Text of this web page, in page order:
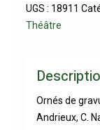
UGS : 18911
Théâtre
Ornés de
Andrieux, C.